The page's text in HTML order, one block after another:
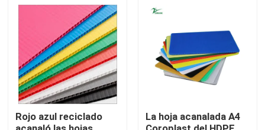
Recorrido por la fábrica
Control de calidad
Solicitar una cita
Rojo azul reciclado
La hoja acanalada A4